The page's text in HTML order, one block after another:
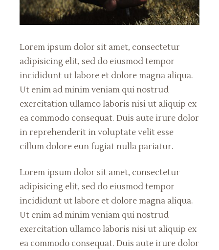
Lorem ipsum dolor sit amet, consectetur
adipisicing elit, sed do eiusmod tempor
incididunt ut labore et dolore magna aliqua.
Ut enim ad minim veniam qui nostrud
exercitation ullamco laboris nisi ut aliquip ex
ea commodo consequat. Duis aute irure dolor
in reprehenderit in voluptate velit esse
cillum dolore eun fugiat nulla pariatur.
Lorem ipsum dolor sit amet, consectetur
adipisicing elit, sed do eiusmod tempor
incididunt ut labore et dolore magna aliqua.
Ut enim ad minim veniam qui nostrud
exercitation ullamco laboris nisi ut aliquip ex
ea commodo consequat. Duis aute irure dolor